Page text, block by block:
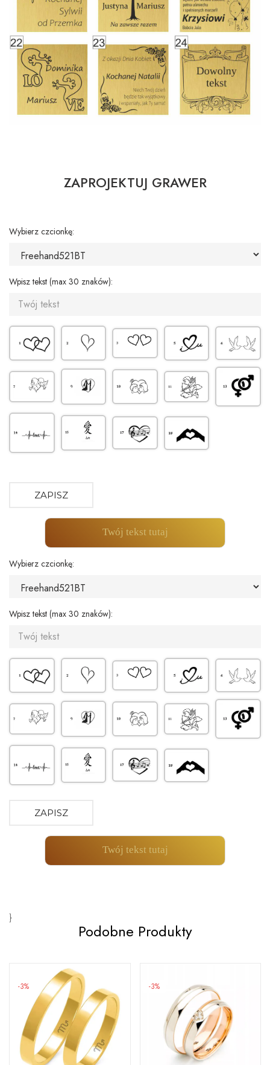
ZAPROJEKTUJ GRAWER
Wybierz czcionkę:
Wpisz tekst (max 30 znaków):
ZAPISZ
Twój tekst tutaj
Wybierz czcionkę:
Wpisz tekst (max 30 znaków):
ZAPISZ
Twój tekst tutaj
}
Podobne Produkty
-3% -3%